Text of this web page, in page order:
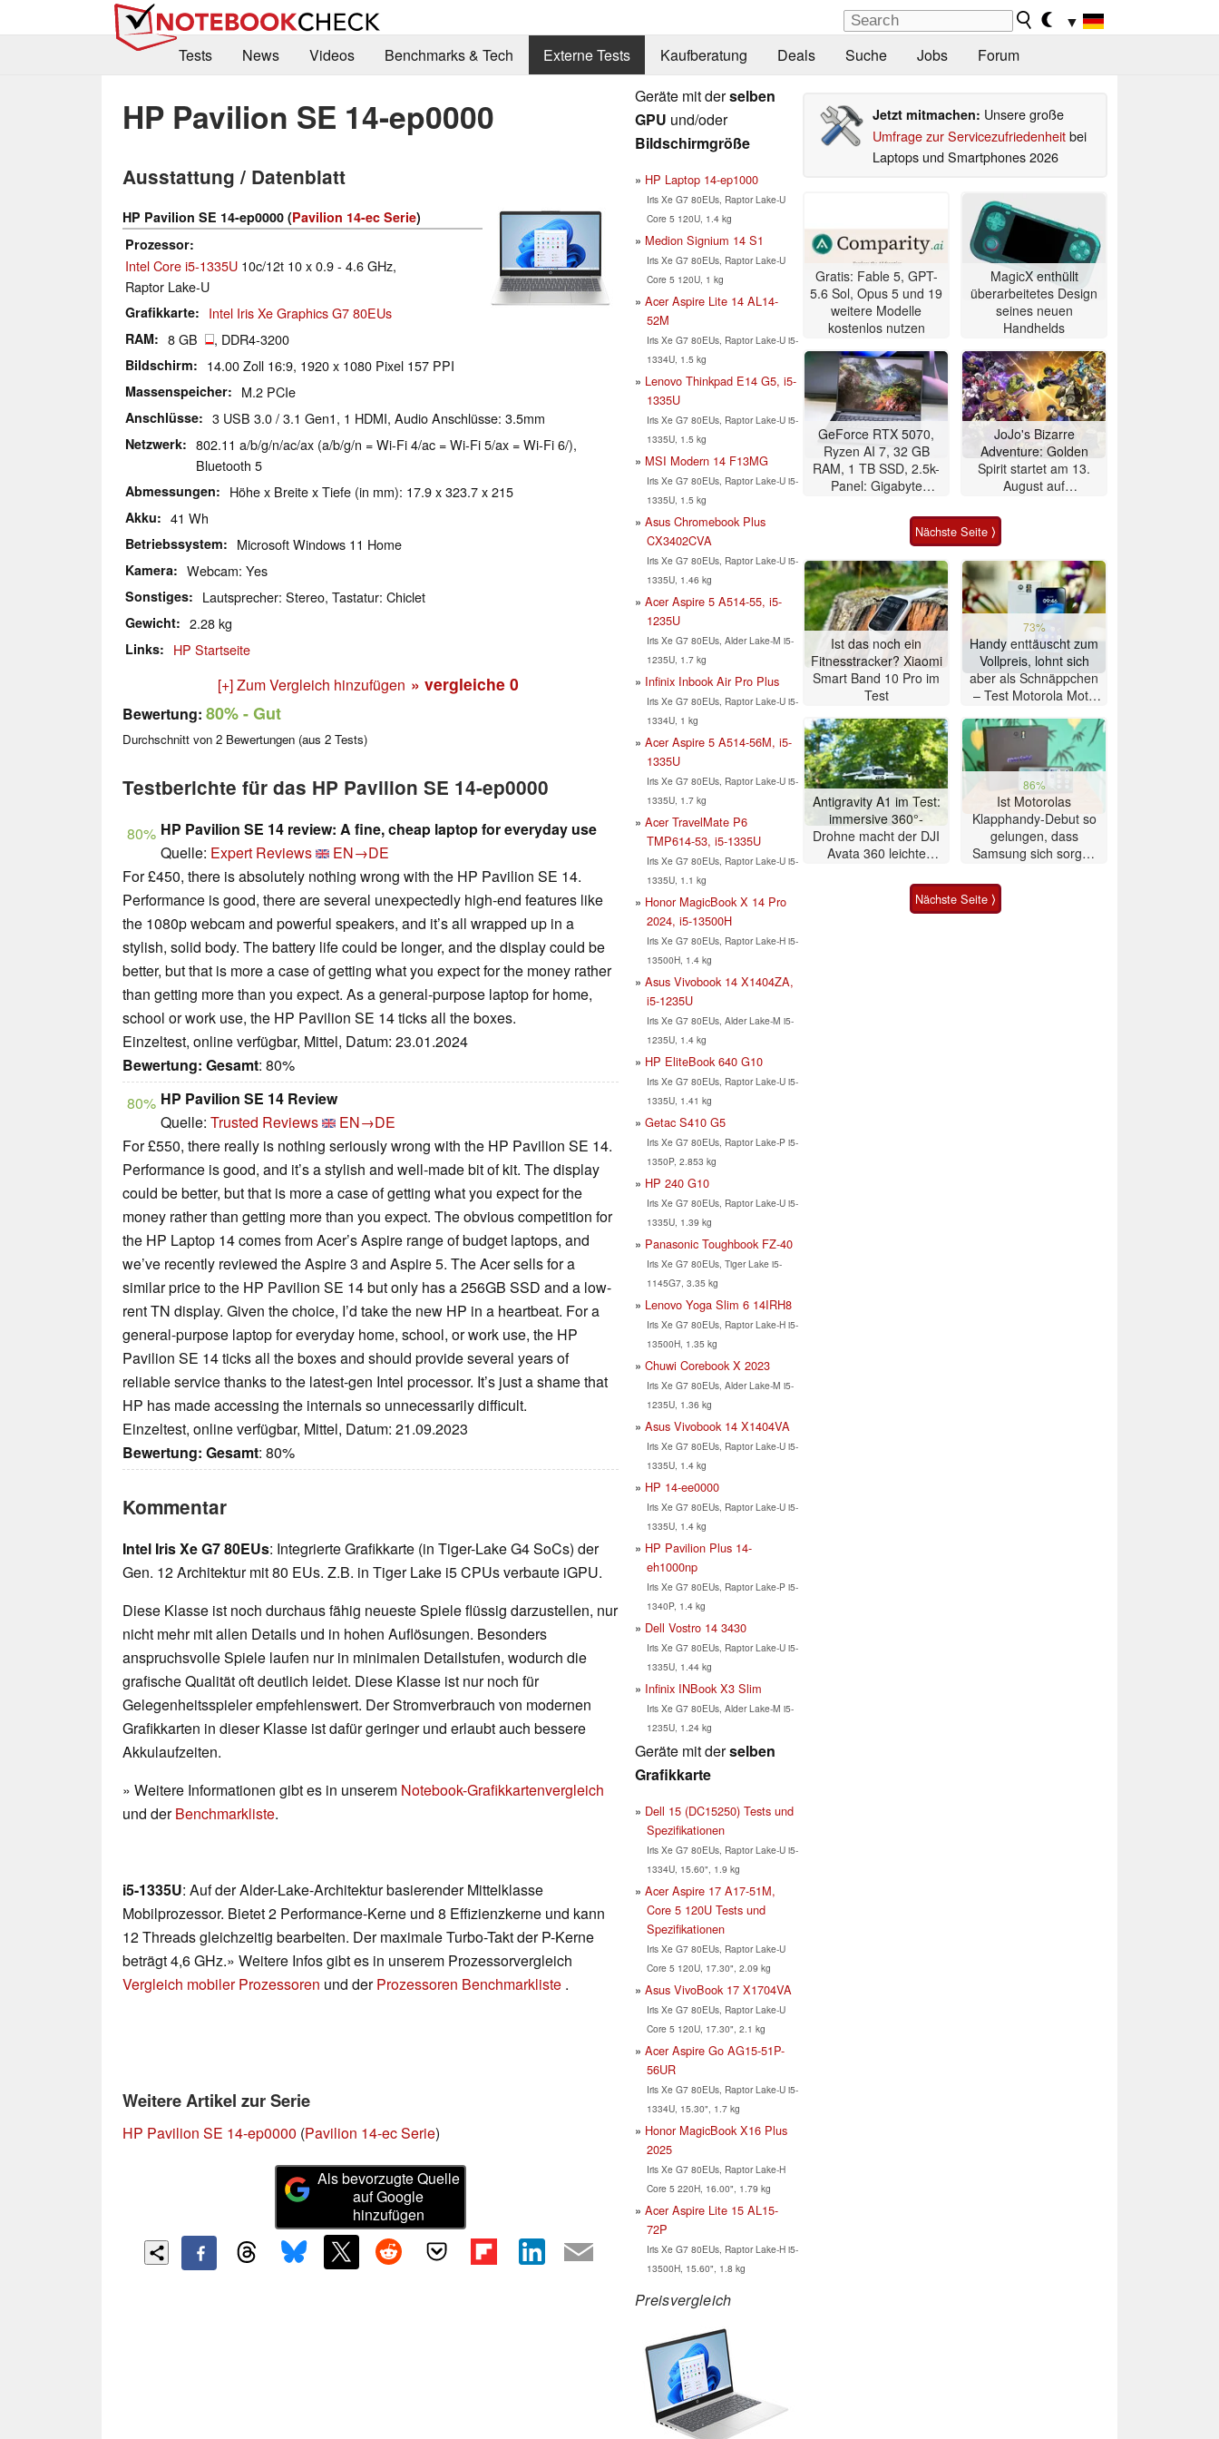
▼
Tests
News Videos Benchmarks & Tech Externe Tests Kaufberatung Deals Suche Jobs Forum
HP Pavilion SE 14-ep0000
Ausstattung / Datenblatt
HP Pavilion SE 14-ep0000 (Pavilion 14-ec Serie)
Prozessor
Intel Core i5-1335U 10c/12t 10 x 0.9 - 4.6 GHz,
Raptor Lake-U
Grafikkarte Intel Iris Xe Graphics G7 80EUs
RAM 8 GB , DDR4-3200
Bildschirm 14.00 Zoll 16:9, 1920 x 1080 Pixel 157 PPI
Massenspeicher M.2 PCIe
Anschlüsse 3 USB 3.0 / 3.1 Gen1, 1 HDMI, Audio Anschlüsse: 3.5mm
Netzwerk
802.11 a/b/g/n/ac/ax (a/b/g/n = Wi-Fi 4/ac = Wi-Fi 5/ax = Wi-Fi 6/),
Bluetooth 5
Abmessungen Höhe x Breite x Tiefe (in mm): 17.9 x 323.7 x 215
Akku 41 Wh
Betriebssystem Microsoft Windows 11 Home
Kamera Webcam: Yes
Sonstiges Lautsprecher: Stereo, Tastatur: Chiclet
Gewicht 2.28 kg
Links HP Startseite
[+] Zum Vergleich hinzufügen » vergleiche 0
Bewertung: 80%- Gut
Durchschnitt von 2 Bewertungen (aus 2 Tests)
Testberichte für das HP Pavilion SE 14-ep0000
80% HP Pavilion SE 14 review: A fine, cheap laptop for everyday use
Quelle: Expert Reviews
EN→DE
For £450, there is absolutely nothing wrong with the HP Pavilion SE 14.
Performance is good, there are several unexpectedly high-end features like
the 1080p webcam and powerful speakers, and it’s all wrapped up in a
stylish, solid body. The battery life could be longer, and the display could be
better, but that is more a case of getting what you expect for the money rather
than getting more than you expect. As a general-purpose laptop for home,
school or work use, the HP Pavilion SE 14 ticks all the boxes.
Einzeltest, online verfügbar, Mittel, Datum: 23.01.2024
Bewertung: Gesamt: 80%
80% HP Pavilion SE 14 Review
Quelle: Trusted Reviews
EN→DE
For £550, there really is nothing seriously wrong with the HP Pavilion SE 14.
Performance is good, and it’s a stylish and well-made bit of kit. The display
could be better, but that is more a case of getting what you expect for the
money rather than getting more than you expect. The obvious competition for
the HP Laptop 14 comes from Acer’s Aspire range of budget laptops, and
we’ve recently reviewed the Aspire 3 and Aspire 5. The Acer sells for a
similar price to the HP Pavilion SE 14 but only has a 256GB SSD and a low-
rent TN display. Given the choice, I’d take the new HP in a heartbeat. For a
general-purpose laptop for everyday home, school, or work use, the HP
Pavilion SE 14 ticks all the boxes and should provide several years of
reliable service thanks to the latest-gen Intel processor. It’s just a shame that
HP has made accessing the internals so unnecessarily difficult.
Einzeltest, online verfügbar, Mittel, Datum: 21.09.2023
Bewertung: Gesamt: 80%
Kommentar
Intel Iris Xe G7 80EUs: Integrierte Grafikkarte (in Tiger-Lake G4 SoCs) der
Gen. 12 Architektur mit 80 EUs. Z.B. in Tiger Lake i5 CPUs verbaute iGPU.
Diese Klasse ist noch durchaus fähig neueste Spiele flüssig darzustellen, nur
nicht mehr mit allen Details und in hohen Auflösungen. Besonders
anspruchsvolle Spiele laufen nur in minimalen Detailstufen, wodurch die
grafische Qualität oft deutlich leidet. Diese Klasse ist nur noch für
Gelegenheitsspieler empfehlenswert. Der Stromverbrauch von modernen
Grafikkarten in dieser Klasse ist dafür geringer und erlaubt auch bessere
Akkulaufzeiten.
» Weitere Informationen gibt es in unserem Notebook-Grafikkartenvergleich
und derBenchmarkliste.
i5-1335U: Auf der Alder-Lake-Architektur basierender Mittelklasse
Mobilprozessor. Bietet 2 Performance-Kerne und 8 Effizienzkerne und kann
12 Threads gleichzeitig bearbeiten. Der maximale Turbo-Takt der P-Kerne
beträgt 4,6 GHz.» Weitere Infos gibt es in unserem Prozessorvergleich
Vergleich mobiler Prozessoren und derProzessoren Benchmarkliste .
Weitere Artikel zur Serie
HP Pavilion SE 14-ep0000 (Pavilion 14-ec Serie)
Als bevorzugte Quelle
auf Google
hinzufügen
Geräte mit derselben
GPU und/oder
Bildschirmgröße
HP Laptop 14-ep1000
Iris Xe G7 80EUs, Raptor Lake-U
Core 5 120U, 1.4 kg
Medion Signium 14 S1
Iris Xe G7 80EUs, Raptor Lake-U
Core 5 120U, 1 kg
Acer Aspire Lite 14 AL14-
52M
Iris Xe G7 80EUs, Raptor Lake-U i5-
1334U, 1.5 kg
Lenovo Thinkpad E14 G5, i5-
1335U
Iris Xe G7 80EUs, Raptor Lake-U i5-
1335U, 1.5 kg
MSI Modern 14 F13MG
Iris Xe G7 80EUs, Raptor Lake-U i5-
1335U, 1.5 kg
Asus Chromebook Plus
CX3402CVA
Iris Xe G7 80EUs, Raptor Lake-U i5-
1335U, 1.46 kg
Acer Aspire 5 A514-55, i5-
1235U
Iris Xe G7 80EUs, Alder Lake-M i5-
1235U, 1.7 kg
Infinix Inbook Air Pro Plus
Iris Xe G7 80EUs, Raptor Lake-U i5-
1334U, 1 kg
Acer Aspire 5 A514-56M, i5-
1335U
Iris Xe G7 80EUs, Raptor Lake-U i5-
1335U, 1.7 kg
Acer TravelMate P6
TMP614-53, i5-1335U
Iris Xe G7 80EUs, Raptor Lake-U i5-
1335U, 1.1 kg
Honor MagicBook X 14 Pro
2024, i5-13500H
Iris Xe G7 80EUs, Raptor Lake-H i5-
13500H, 1.4 kg
Asus Vivobook 14 X1404ZA,
i5-1235U
Iris Xe G7 80EUs, Alder Lake-M i5-
1235U, 1.4 kg
HP EliteBook 640 G10
Iris Xe G7 80EUs, Raptor Lake-U i5-
1335U, 1.41 kg
Getac S410 G5
Iris Xe G7 80EUs, Raptor Lake-P i5-
1350P, 2.853 kg
HP 240 G10
Iris Xe G7 80EUs, Raptor Lake-U i5-
1335U, 1.39 kg
Panasonic Toughbook FZ-40
Iris Xe G7 80EUs, Tiger Lake i5-
1145G7, 3.35 kg
Lenovo Yoga Slim 6 14IRH8
Iris Xe G7 80EUs, Raptor Lake-H i5-
13500H, 1.35 kg
Chuwi Corebook X 2023
Iris Xe G7 80EUs, Alder Lake-M i5-
1235U, 1.36 kg
Asus Vivobook 14 X1404VA
Iris Xe G7 80EUs, Raptor Lake-U i5-
1335U, 1.4 kg
HP 14-ee0000
Iris Xe G7 80EUs, Raptor Lake-U i5-
1335U, 1.4 kg
HP Pavilion Plus 14-
eh1000np
Iris Xe G7 80EUs, Raptor Lake-P i5-
1340P, 1.4 kg
Dell Vostro 14 3430
Iris Xe G7 80EUs, Raptor Lake-U i5-
1335U, 1.44 kg
Infinix INBook X3 Slim
Iris Xe G7 80EUs, Alder Lake-M i5-
1235U, 1.24 kg
Geräte mit derselben
Grafikkarte
Dell 15 (DC15250) Tests und
Spezifikationen
Iris Xe G7 80EUs, Raptor Lake-U i5-
1334U, 15.60", 1.9 kg
Acer Aspire 17 A17-51M,
Core 5 120U Tests und
Spezifikationen
Iris Xe G7 80EUs, Raptor Lake-U
Core 5 120U, 17.30", 2.09 kg
Asus VivoBook 17 X1704VA
Iris Xe G7 80EUs, Raptor Lake-U
Core 5 120U, 17.30", 2.1 kg
Acer Aspire Go AG15-51P-
56UR
Iris Xe G7 80EUs, Raptor Lake-U i5-
1334U, 15.30", 1.7 kg
Honor MagicBook X16 Plus
2025
Iris Xe G7 80EUs, Raptor Lake-H
Core 5 220H, 16.00", 1.79 kg
Acer Aspire Lite 15 AL15-
72P
Iris Xe G7 80EUs, Raptor Lake-H i5-
13500H, 15.60", 1.8 kg
Preisvergleich
Jetzt mitmachen: Unsere große
Umfrage zur Servicezufriedenheitbei
Laptops und Smartphones 2026
Gratis: Fable 5, GPT-
5.6 Sol, Opus 5 und 19
weitere Modelle
kostenlos nutzen
MagicX enthüllt
überarbeitetes Design
seines neuen
Handhelds
GeForce RTX 5070,
Ryzen AI 7, 32 GB
RAM, 1 TB SSD, 2.5k-
Panel: Gigabyte
JoJo's Bizarre
Adventure: Golden
Spirit startet am 13.
August auf
Nächste Seite ⟩
Ist das noch ein
Fitnesstracker? Xiaomi
Smart Band 10 Pro im
Test
73%
Handy enttäuscht zum
Vollpreis, lohnt sich
aber als Schnäppchen
– Test Motorola Moto
Antigravity A1 im Test:
immersive 360°-
Drohne macht der DJI
Avata 360 leichte
86%
Ist Motorolas
Klapphandy-Debut so
gelungen, dass
Samsung sich sorgen
Smartphone im Test
Nächste Seite ⟩